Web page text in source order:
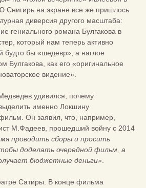
на экране все же пришлось
диверсия другого масштаба:
гениального романа Булгакова в
который нам теперь активно
будто бы «шедевр», а наглое
Булгакова, как его «оригинальное
видение».
удивился, почему
именно Локшину
Он заявил, что, например,
М.Фадеев, прошедший войну с 2014
проводить сборы и просить
доделать очередной фильм, а
бюджетные деньги»
Сатиры. В конце фильма